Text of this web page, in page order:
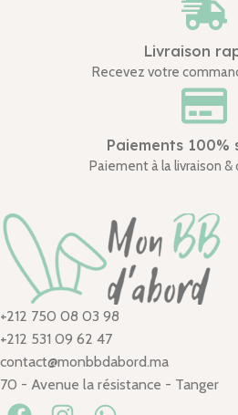
Livraison
Recevez votre
Paiements 100%
Paiement à la livraison &
+212 750 08 03 98
+212 531 09 62 47
contact@monbbdabord.ma
70 - Avenue la résistance - Tanger